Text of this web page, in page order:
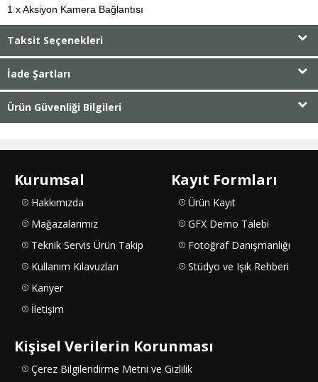
1 x Aksiyon Kamera Bağlantısı
Taksit Seçenekleri
İade Şartları
Ürün Güvenliği Bilgileri
Kurumsal
Hakkımızda
Mağazalarımız
Teknik Servis Ürün Takip
Kullanım Kılavuzları
Kariyer
İletişim
Kayıt Formları
Ürün Kayıt
GFX Demo Talebi
Fotoğraf Danışmanlığı
Stüdyo ve Işık Rehberi
Kişisel Verilerin Korunması
Çerez Bilgilendirme Metni ve Gizlilik